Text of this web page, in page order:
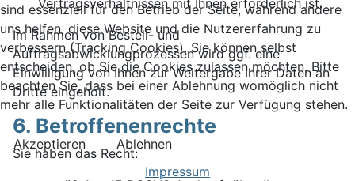
Vertragsverhältnissen mit Ihnen erforderlich ist.
Im Rahmen von Bestell- und
Auftragsabwicklungprozessen wird ggf. eine
Einwilligung von Ihnen zur Weitergabe Ihrer Daten an
Dritte eingeholt.
6. Betroffenenrechte
Sie haben das Recht:
sind essenziell für den Betrieb der Seite, während andere
uns helfen, diese Website und die Nutzererfahrung zu
verbessern (Tracking Cookies). Sie können selbst
entscheiden, ob Sie die Cookies zulassen möchten. Bitte
beachten Sie, dass bei einer Ablehnung womöglich nicht
mehr alle Funktionalitäten der Seite zur Verfügung stehen.
Akzeptieren
Ablehnen
Impressum